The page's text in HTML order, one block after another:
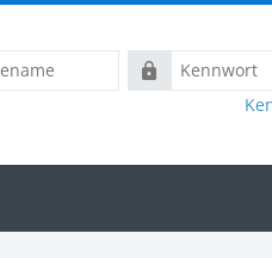
Kennwort